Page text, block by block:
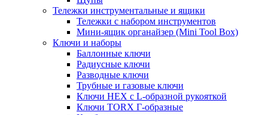
Тележки инструментальные и ящики
Тележки с набором инструментов
Мини-ящик органайзер (Mini Tool Box)
Ключи и наборы
Баллонные ключи
Радиусные ключи
Разводные ключи
Трубные и газовые ключи
Ключи HEX с L-образной рукояткой
Ключи TORX Г-образные